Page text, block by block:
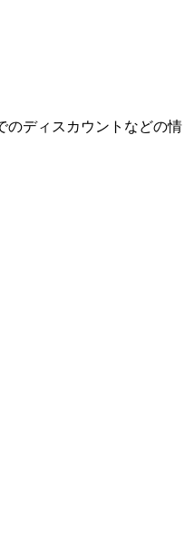
のディスカウントなどの情